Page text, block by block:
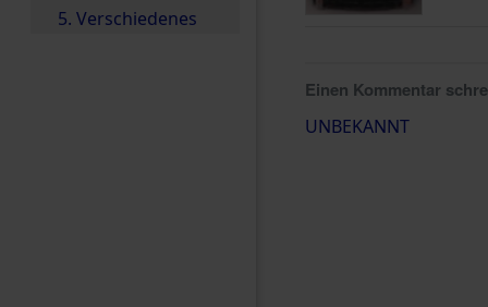
5. Verschiedenes
Einen Kommentar
UNBEKANNT